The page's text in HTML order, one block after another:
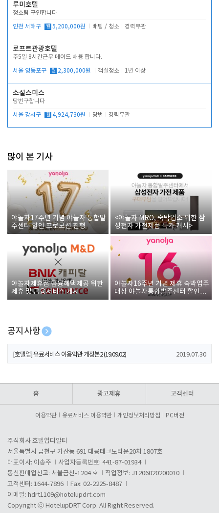
루미호텔
청소팀 구인합니다
인천 서해구 월 5,200,000원 배팅 / 청소 경력무관
로프트관광호텔
주5일 8시간근무 메이드 채용 합니다.
서울 영등포구 월 2,300,000원 객실청소 1년 이상
소설스미스
당번구합니다
서울 강서구 월 4,924,730원 당번 경력무관
많이 본 기사
야놀자17주년 기념 야놀자 통합발
주센터 할인 프로모션 진행
<야놀자 MRO, 숙박업소 위한 삼
성전자 가전제품 특가 개시>
야놀자제휴점 금융혜택제공 위한
제휴 및 금융서비스 게시
야놀자16주년 기념 제휴 숙박업주
대상 야놀자통합발주센터 할인쿠
폰 증정
공지사항
[호텔업] 개인정보 처리방침 개정본1 (19.09.02)
[호텔업] 유료서비스 이용약관 개정본2 (19.09.02) 2019.07.30
홈 광고제휴 고객센터
이용약관 유료서비스 이용약관 개인정보처리방침 PC버전
주식회사 호텔업디알티
서울특별시 금천구 가산동 691 대륭테크노타운20차 1807호
대표이사: 이송주
사업자등록번호: 441-87-01934
통신판매업신고: 서울금천-1204 호
직업정보: J1206020200010
고객센터: 1644-7896
Fax: 02-2225-8487
이메일: hdrt1109@hotelupdrt.com
Copyright ⓒ HotelupDRT Corp. All Right Reserved.